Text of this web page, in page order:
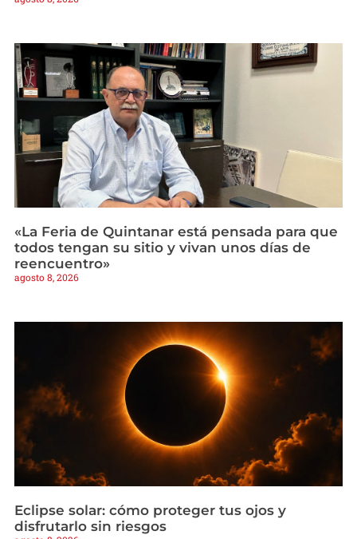
«La Feria de Quintanar está pensada para que
todos tengan su sitio y vivan unos días de
reencuentro»
agosto 8, 2026
Eclipse solar: cómo proteger tus ojos y
disfrutarlo sin riesgos